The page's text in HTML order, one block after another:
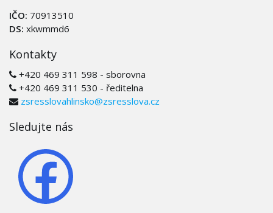
IČO: 70913510
DS: xkwmmd6
Kontakty
+420 469 311 598 - sborovna
+420 469 311 530 - ředitelna
zsresslovahlinsko@zsresslova.cz
Sledujte nás